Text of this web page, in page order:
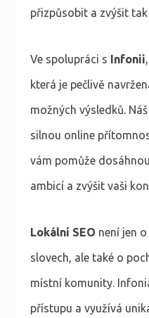
přizpůsobit a zvýšit
Ve spolupráci s Infonii
která je pečlivě
možných výsledků.
silnou online
vám pomůže
ambicí a zvýšit vaši
Lokální SEO není jen
slovech, ale také o
místní komunity.
přístupu a využívá